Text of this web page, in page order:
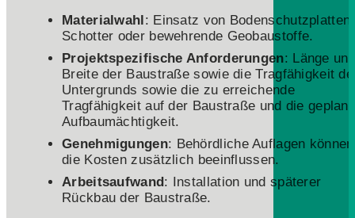
Materialwahl: Einsatz von Bodenschutzplatten,
Schotter oder bewehrende Geobaustoffe.
Projektspezifische Anforderungen: Länge und
Breite der Baustraße sowie die Tragfähigkeit
Untergrunds sowie die zu erreichende
Tragfähigkeit auf der Baustraße und die
Aufbaumächtigkeit.
Genehmigungen: Behördliche Auflagen können
die Kosten zusätzlich beeinflussen.
Arbeitsaufwand: Installation und späterer
Rückbau der Baustraße.